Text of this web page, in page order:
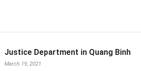
Justice Department in Quang Binh
March 19, 2021